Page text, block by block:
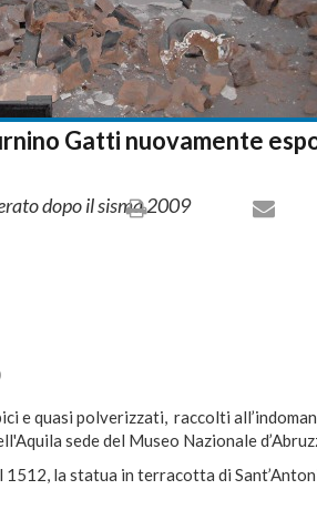
Gatti nuovamente
dopo il sisma 2009
e quasi polverizzati, raccolti
sede del Museo Nazionale
la statua in terracotta di